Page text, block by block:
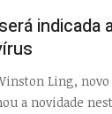
indicada
Ling,
a novidade